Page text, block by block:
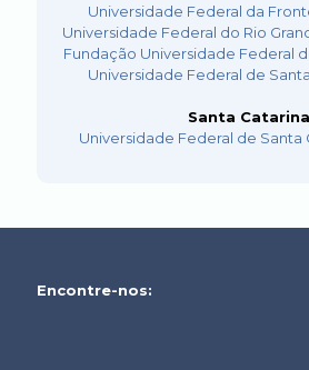
Universidade Federal da
Universidade Federal do Rio
Fundação Universidade Federal
Universidade Federal de
Santa Catarina
Universidade Federal de Santa
Encontre-nos: